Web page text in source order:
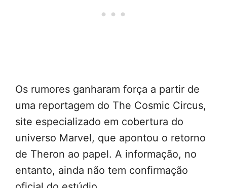
Os rumores ganharam força a partir de
uma reportagem do The Cosmic Circus,
site especializado em cobertura do
universo Marvel, que apontou o retorno
de Theron ao papel. A informação, no
entanto, ainda não tem confirmação